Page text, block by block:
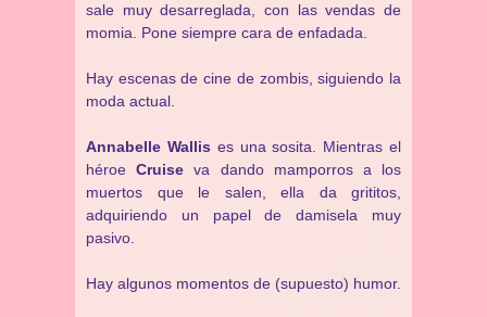
sale muy desarreglada, con las vendas de
momia. Pone siempre cara de enfadada.
Hay escenas de cine de zombis, siguiendo la
moda actual.
Annabelle Wallis es una sosita. Mientras el
héroeCruise va dando mamporros a los
muertos que le salen, ella da grititos,
adquiriendo un papel de damisela muy
pasivo.
Hay algunos momentos de (supuesto) humor.